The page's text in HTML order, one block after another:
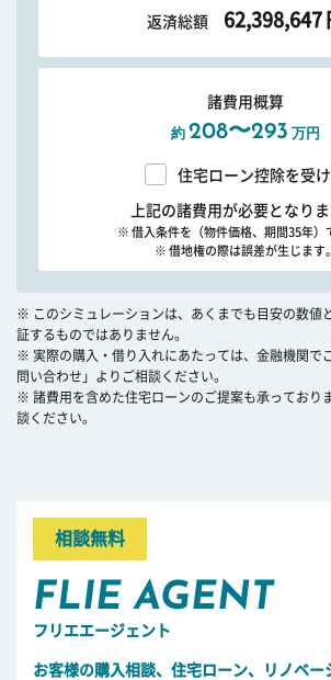
返済総額 62,398,647
諸費用概算
約 208〜293 万円
住宅ローン控除を受
上記の諸費用が必要となりま
※ 借入条件を（物件価格、期間35年）
※ 借地権の際は誤差が生じます。
※ このシミュレーションは、あくまでも目安の数値
証するものではありません。
※ 実際の購入・借り入れにあたっては、金融機関で
問い合わせ」よりご相談ください。
※ 諸費用を含めた住宅ローンのご提案も承っており
談ください。
相談無料
FLIE AGENT
フリエエージェント
お客様の購入相談、住宅ローン、リノベー